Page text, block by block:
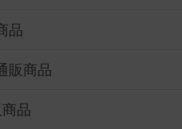
品
販商品
品